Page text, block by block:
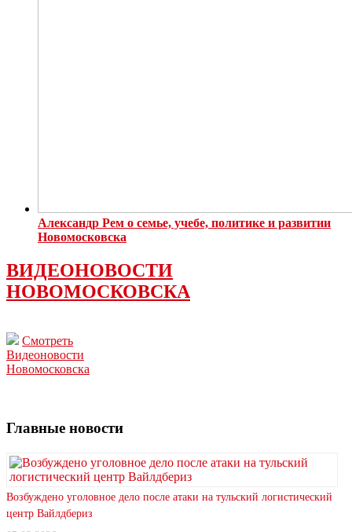
Александр Рем о семье, учебе, политике и развитии
Новомосковска
ВИДЕОНОВОСТИ
НОВОМОСКОВСКА
Смотреть
Видеоновости
Новомосковска
Главные новости
Возбуждено уголовное дело после атаки на тульский логистический
центр Вайлдбериз